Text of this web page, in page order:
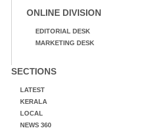
ONLINE DIVISION
EDITORIAL DESK
MARKETING DESK
SECTIONS
LATEST
KERALA
LOCAL
NEWS 360